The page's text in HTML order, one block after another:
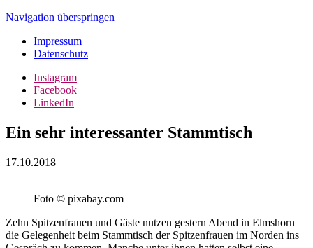
Navigation überspringen
Impressum
Datenschutz
Instagram
Facebook
LinkedIn
Ein sehr interessanter Stammtisch
17.10.2018
Foto © pixabay.com
Zehn Spitzenfrauen und Gäste nutzen gestern Abend in Elmshorn
die Gelegenheit beim Stammtisch der Spitzenfrauen im Norden ins